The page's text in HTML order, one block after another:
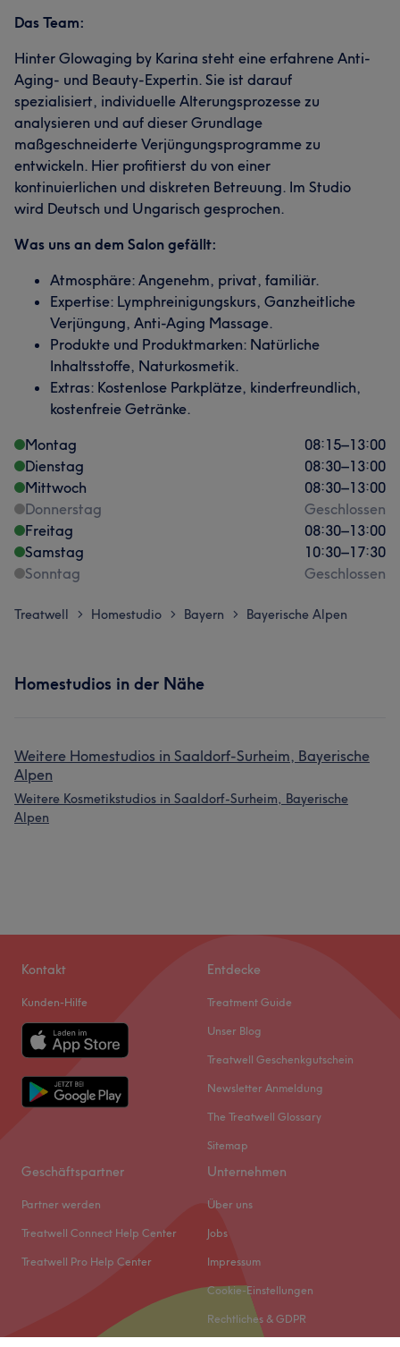
Das Team:
Hinter Glowaging by Karina steht eine erfahrene Anti-
Aging- und Beauty-Expertin. Sie ist darauf
spezialisiert, individuelle Alterungsprozesse zu
analysieren und auf dieser Grundlage
maßgeschneiderte Verjüngungsprogramme zu
entwickeln. Hier profitierst du von einer
kontinuierlichen und diskreten Betreuung. Im Studio
wird Deutsch und Ungarisch gesprochen.
Was uns an dem Salon gefällt:
Atmosphäre: Angenehm, privat, familiär.
Expertise: Lymphreinigungskurs, Ganzheitliche
Verjüngung, Anti-Aging Massage.
Produkte und Produktmarken: Natürliche
Inhaltsstoffe, Naturkosmetik.
Extras: Kostenlose Parkplätze, kinderfreundlich,
kostenfreie Getränke.
Montag
08:15–13:00
Dienstag
08:30–13:00
Mittwoch
08:30–13:00
Donnerstag
Geschlossen
Freitag
08:30–13:00
Samstag
10:30–17:30
Sonntag
Geschlossen
Treatwell > Homestudio > Bayern > Bayerische Alpen
Homestudios in der Nähe
Weitere Homestudios in Saaldorf-Surheim, Bayerische
Alpen
Weitere Kosmetikstudios in Saaldorf-Surheim, Bayerische
Alpen
Kontakt
Kunden-Hilfe
Entdecke
Treatment Guide
Unser Blog
Treatwell Geschenkgutschein
Newsletter Anmeldung
The Treatwell Glossary
Sitemap
Geschäftspartner
Partner werden
Treatwell Connect Help Center
Treatwell Pro Help Center
Unternehmen
Über uns
Jobs
Impressum
Cookie-Einstellungen
Rechtliches & GDPR